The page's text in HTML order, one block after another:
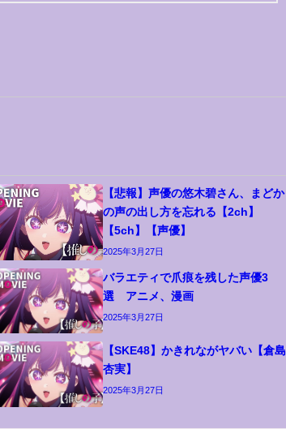
【悲報】声優の悠木碧さん、まどか
の声の出し方を忘れる【2ch】
【5ch】【声優】
2025年3月27日
バラエティで爪痕を残した声優3
選 アニメ、漫画
2025年3月27日
【SKE48】かきれながヤバい【倉島
杏実】
2025年3月27日